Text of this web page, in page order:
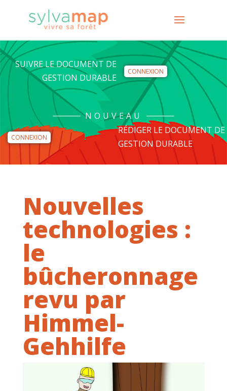
SUIVRE LE DOCUMENT DE
GESTION DURABLE
CONNEXION
NOUVEAU
CONNEXION
RÉDIGER LE DOCUMENT DE
GESTION DURABLE
Nouvelles
technologies :
le
bûcheronnage
revu par
Himmel-
Gehhilfe